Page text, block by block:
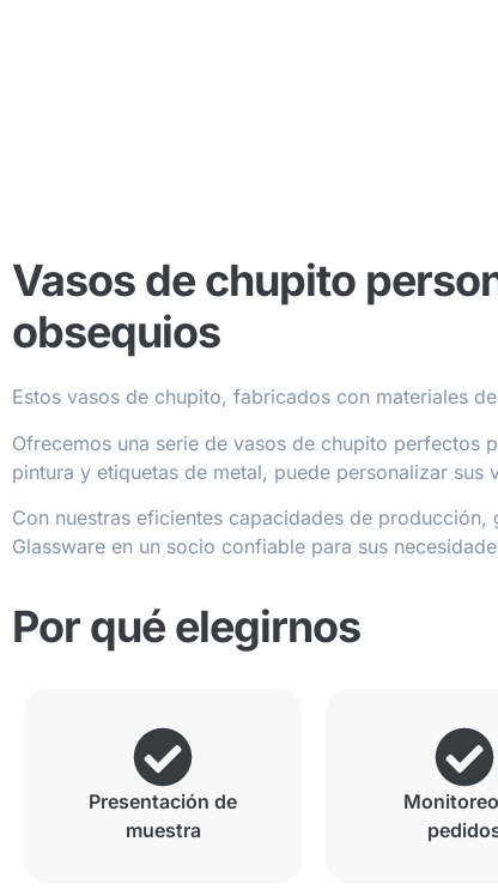
Vasos de chupito
obsequios
Estos vasos de chupito, fabricados con materiales
Ofrecemos una serie de vasos de chupito perfectos
pintura y etiquetas de metal, puede personalizar sus
Con nuestras eficientes capacidades de
Glassware en un socio confiable para sus
Por qué elegirnos
Presentación de
muestra